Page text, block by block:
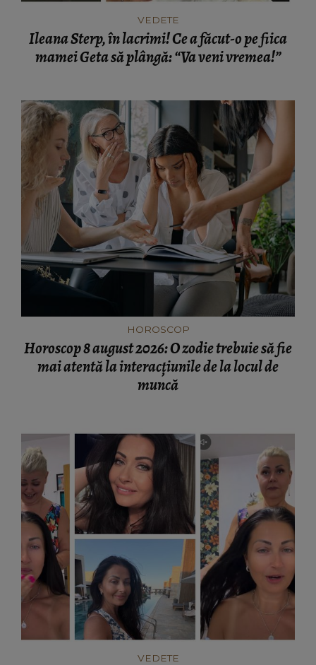
VEDETE
Ileana Sterp, în lacrimi! Ce a făcut-o pe fiica
mamei Geta să plângă: “Va veni vremea!”
HOROSCOP
Horoscop 8 august 2026: O zodie trebuie să fie
mai atentă la interacțiunile de la locul de
muncă
VEDETE